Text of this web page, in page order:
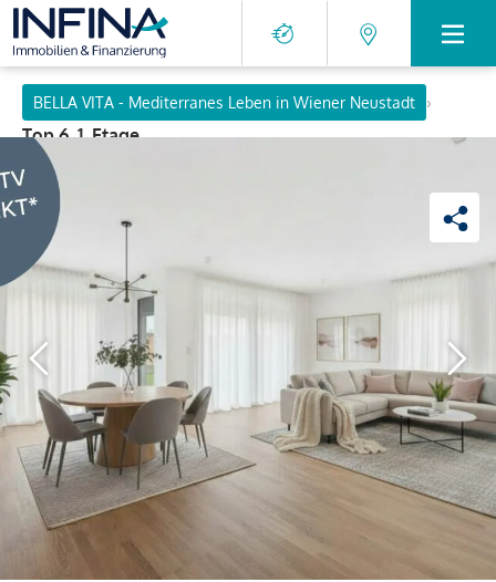
BELLA VITA - Mediterranes Leben in Wiener Neustadt
›
Top 6, 1. Etage